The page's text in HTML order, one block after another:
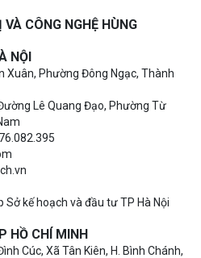
CÔNG NGHỆ HÙNG
NỘI
Xuân, Phường Đông Ngạc, Thành
Lê Quang Đạo, Phường Từ
kế hoạch và đầu tư TP Hà Nội
HỒ CHÍ MINH
Cúc, Xã Tân Kiên, H. Bình Chánh,